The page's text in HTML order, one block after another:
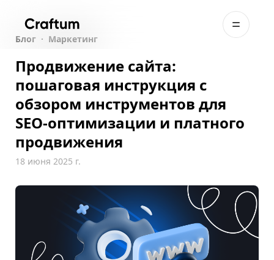
Блог · Маркетинг
Продвижение сайта:
пошаговая инструкция с
обзором инструментов для
SEO-оптимизации и платного
продвижения
18 июня 2025 г.